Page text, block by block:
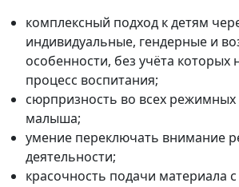
комплексный подход к детям
индивидуальные, гендерные и
особенности, без учёта которых
процесс воспитания;
сюрпризность во всех
малыша;
умение переключать внимание
деятельности;
красочность подачи материала